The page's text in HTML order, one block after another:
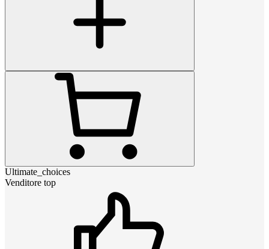
Ultimate_choices
Venditore top